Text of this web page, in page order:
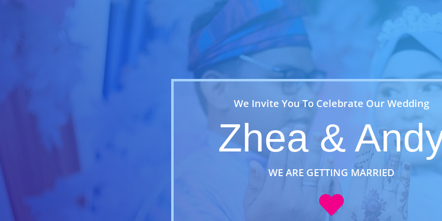
We Invite You To Celebrate Our Wedding
Zhea &
WE ARE GETTING MARRIED